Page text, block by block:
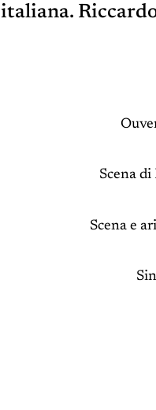
italiana.
Scena
Scena e